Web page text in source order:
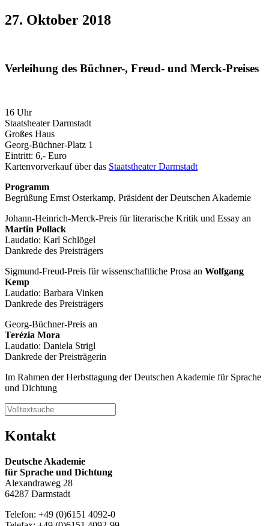
27. Oktober 2018
Verleihung des Büchner-, Freud- und Merck-Preises
16 Uhr
Staatsheater Darmstadt
Großes Haus
Georg-Büchner-Platz 1
Eintritt: 6,- Euro
Kartenvorverkauf über das Staatstheater Darmstadt
Programm
Begrüßung Ernst Osterkamp, Präsident der Deutschen Akademie
Johann-Heinrich-Merck-Preis für literarische Kritik und Essay an
Martin Pollack
Laudatio: Karl Schlögel
Dankrede des Preisträgers
Sigmund-Freud-Preis für wissenschaftliche Prosa an Wolfgang
Kemp
Laudatio: Barbara Vinken
Dankrede des Preisträgers
Georg-Büchner-Preis an
Terézia Mora
Laudatio: Daniela Strigl
Dankrede der Preisträgerin
Im Rahmen der Herbsttagung der Deutschen Akademie für Sprache
und Dichtung
Kontakt
Deutsche Akademie
für Sprache und Dichtung
Alexandraweg 28
64287 Darmstadt
Telefon: +49 (0)6151 4092-0